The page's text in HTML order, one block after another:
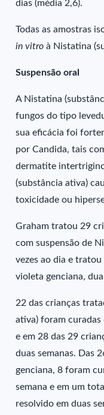
dias (média 2,6).
Todas as amostras
in vitro à Nistatina
Suspensão oral
A Nistatina
fungos do tipo
sua eficácia foi
por Candida, tais
dermatite
(substância ativa)
toxicidade ou
Graham tratou 29
com suspensão de
vezes ao dia e
violeta genciana,
22 das crianças
ativa) foram curadas
e em 28 das 29
duas semanas. Das
genciana, 8 foram
semana e em um
resolvido em duas